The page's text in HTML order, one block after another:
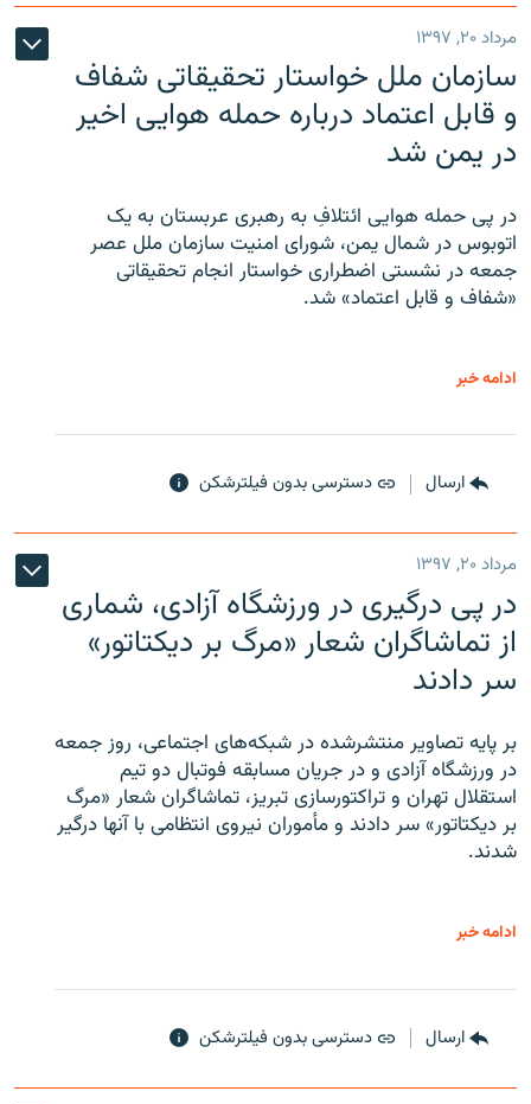
مرداد ۲۰, ۱۳۹۷
سازمان ملل خواستار تحقیقاتی شفاف
و قابل اعتماد درباره حمله هوایی اخیر
در یمن شد
در پی حمله هوایی ائتلافِ به رهبری عربستان به یک
اتوبوس در شمال یمن، شورای امنیت سازمان ملل عصر
جمعه در نشستی اضطراری خواستار انجام تحقیقاتی
«شفاف و قابل اعتماد» شد.
ادامه خبر
ارسال دسترسی بدون فیلترشکن
مرداد ۲۰, ۱۳۹۷
در پی درگیری در ورزشگاه آزادی، شماری
از تماشاگران شعار «مرگ بر دیکتاتور»
سر دادند
بر پایه تصاویر منتشرشده در شبکه‌های اجتماعی، روز جمعه
در ورزشگاه آزادی و در جریان مسابقه فوتبال دو تیم
استقلال تهران و تراکتورسازی تبریز، تماشاگران شعار «مرگ
بر دیکتاتور» سر دادند و مأموران نیروی انتظامی با آنها درگیر
شدند.
ادامه خبر
ارسال دسترسی بدون فیلترشکن